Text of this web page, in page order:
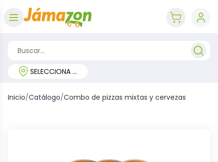
SELECCIONA TU REGIÓN
Inicio/Catálogo/Combo de pizzas mixtas y cervezas